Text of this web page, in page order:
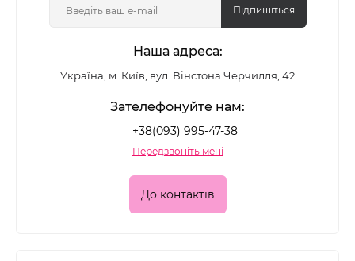
Підпишіться
Наша адреса:
Україна, м. Київ, вул. Вінстона Черчилля, 42
Зателефонуйте нам:
+38(093) 995-47-38
Передзвоніть мені
До контактів